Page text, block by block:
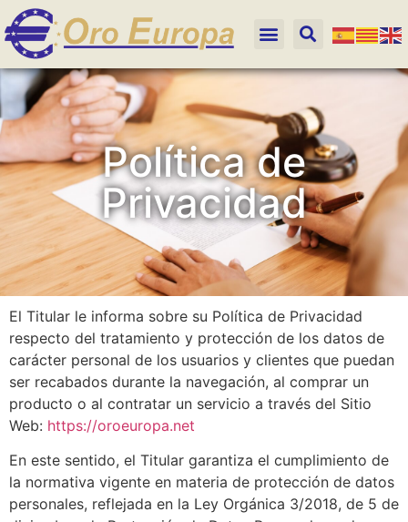
Política de
Privacidad
El Titular le informa sobre su Política de Privacidad
respecto del tratamiento y protección de los datos de
carácter personal de los usuarios y clientes que puedan
ser recabados durante la navegación, al comprar un
producto o al contratar un servicio a través del Sitio
Web: https://oroeuropa.net
En este sentido, el Titular garantiza el cumplimiento de
la normativa vigente en materia de protección de datos
personales, reflejada en la Ley Orgánica 3/2018, de 5 de